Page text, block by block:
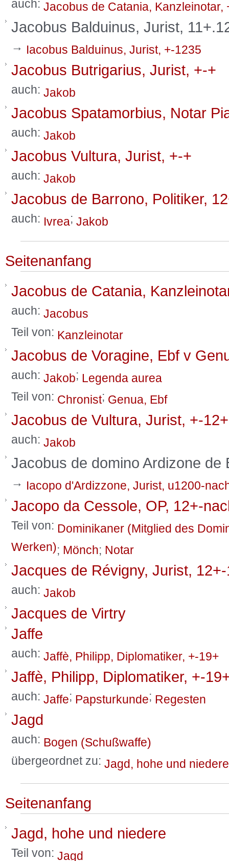
auch: Jacobus de Catania, Kanzleinotar,
Jacobus Balduinus, Jurist,
→ Iacobus Balduinus, Jurist, +-1235
Jacobus Butrigarius, Jurist, +-+
auch: Jakob
Jacobus Spatamorbius, Notar
auch: Jakob
Jacobus Vultura, Jurist, +-+
auch: Jakob
Jacobus de Barrono, Politiker,
auch: Ivrea; Jakob
Seitenanfang
Jacobus de Catania,
auch: Jacobus
Teil von: Kanzleinotar
Jacobus de Voragine, Ebf v
auch: Jakob; Legenda aurea
Teil von: Chronist; Genua, Ebf
Jacobus de Vultura, Jurist, +-12+
auch: Jakob
Jacobus de domino Ardizone
→ Iacopo d'Ardizzone, Jurist, u1200-
Jacopo da Cessole, OP, 12+-
Teil von: Dominikaner (Mitglied des
Werken); Mönch; Notar
Jacques de Révigny, Jurist,
auch: Jakob
Jacques de Virtry
Jaffe
auch: Jaffè, Philipp, Diplomatiker, +-19+
Jaffè, Philipp, Diplomatiker, +-
auch: Jaffe; Papsturkunde; Regesten
Jagd
auch: Bogen (Schußwaffe)
übergeordnet zu: Jagd, hohe und niedere
Seitenanfang
Jagd, hohe und niedere
Teil von: Jagd